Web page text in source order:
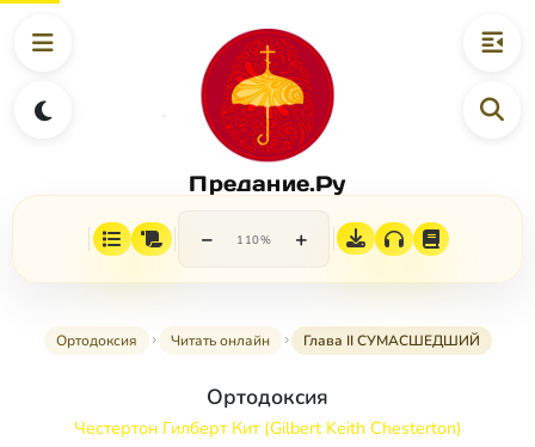
Предание.Ру
− 110% +
Ортодоксия Читать онлайн Глава II СУМАСШЕДШИЙ
Ортодоксия
Честертон Гилберт Кит (Gilbert Keith Chesterton)